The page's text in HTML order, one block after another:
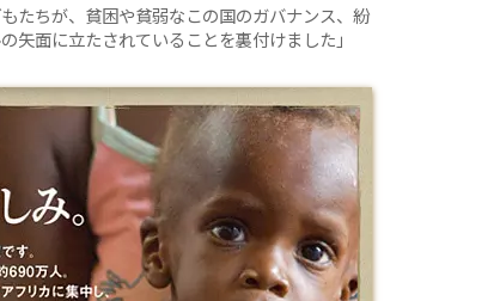
たちが、貧困や貧弱なこの国のガバナンス、紛
矢面に立たされていることを裏付けました」